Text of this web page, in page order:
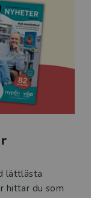
lättlästa
hittar du som